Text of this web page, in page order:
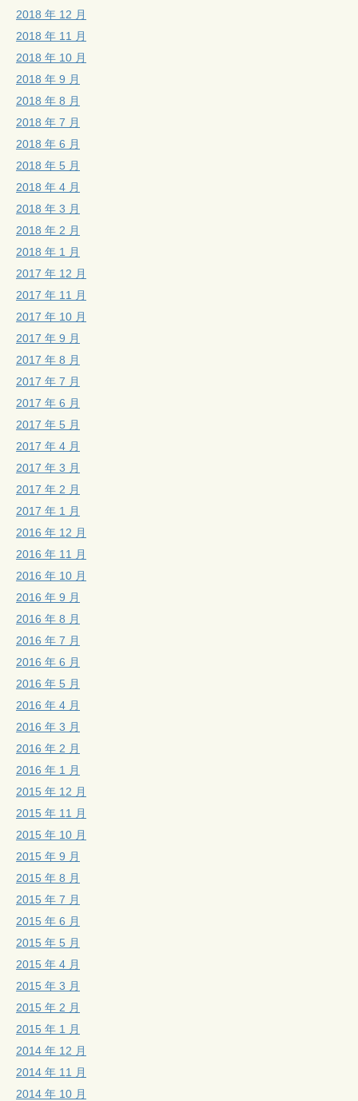
2018 年 12 月
2018 年 11 月
2018 年 10 月
2018 年 9 月
2018 年 8 月
2018 年 7 月
2018 年 6 月
2018 年 5 月
2018 年 4 月
2018 年 3 月
2018 年 2 月
2018 年 1 月
2017 年 12 月
2017 年 11 月
2017 年 10 月
2017 年 9 月
2017 年 8 月
2017 年 7 月
2017 年 6 月
2017 年 5 月
2017 年 4 月
2017 年 3 月
2017 年 2 月
2017 年 1 月
2016 年 12 月
2016 年 11 月
2016 年 10 月
2016 年 9 月
2016 年 8 月
2016 年 7 月
2016 年 6 月
2016 年 5 月
2016 年 4 月
2016 年 3 月
2016 年 2 月
2016 年 1 月
2015 年 12 月
2015 年 11 月
2015 年 10 月
2015 年 9 月
2015 年 8 月
2015 年 7 月
2015 年 6 月
2015 年 5 月
2015 年 4 月
2015 年 3 月
2015 年 2 月
2015 年 1 月
2014 年 12 月
2014 年 11 月
2014 年 10 月